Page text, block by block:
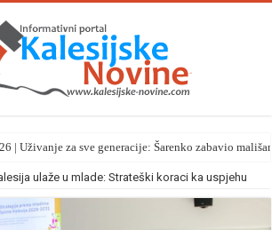
| Uživanje za sve generacije: Šarenko zabavio
ulaže u mlade: Strateški koraci ka uspjehu